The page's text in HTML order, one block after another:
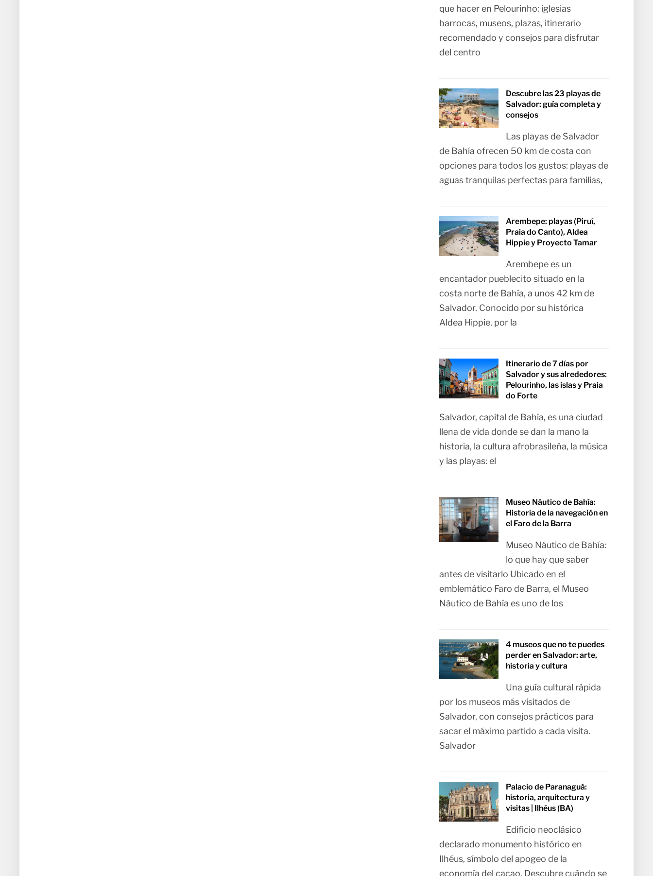
que hacer en Pelourinho: iglesias
barrocas, museos, plazas, itinerario
recomendado y consejos para disfrutar
del centro
Descubre las 23 playas de
Salvador: guía completa y
consejos
Las playas de Salvador
de Bahía ofrecen 50 km de costa con
opciones para todos los gustos: playas de
aguas tranquilas perfectas para familias,
Arembepe: playas (Piruí,
Praia do Canto), Aldea
Hippie y Proyecto Tamar
Arembepe es un
encantador pueblecito situado en la
costa norte de Bahía, a unos 42 km de
Salvador. Conocido por su histórica
Aldea Hippie, por la
Itinerario de 7 días por
Salvador y sus alrededores:
Pelourinho, las islas y Praia
do Forte
Salvador, capital de Bahía, es una ciudad
llena de vida donde se dan la mano la
historia, la cultura afrobrasileña, la música
y las playas: el
Museo Náutico de Bahía:
Historia de la navegación en
el Faro de la Barra
Museo Náutico de Bahía:
lo que hay que saber
antes de visitarlo Ubicado en el
emblemático Faro de Barra, el Museo
Náutico de Bahía es uno de los
4 museos que no te puedes
perder en Salvador: arte,
historia y cultura
Una guía cultural rápida
por los museos más visitados de
Salvador, con consejos prácticos para
sacar el máximo partido a cada visita.
Salvador
Palacio de Paranaguá:
historia, arquitectura y
visitas | Ilhéus (BA)
Edificio neoclásico
declarado monumento histórico en
Ilhéus, símbolo del apogeo de la
economía del cacao. Descubre cuándo se